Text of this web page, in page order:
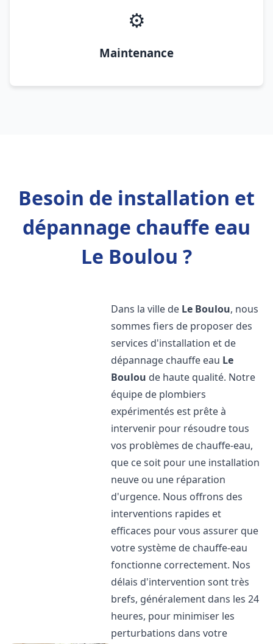
⚙️
Maintenance
Besoin de installation et
dépannage chauffe eau
Le Boulou ?
Dans la ville de Le Boulou, nous
sommes fiers de proposer des
services d'installation et de
dépannage chauffe eau Le
Boulou de haute qualité. Notre
équipe de plombiers
expérimentés est prête à
intervenir pour résoudre tous
vos problèmes de chauffe-eau,
que ce soit pour une installation
neuve ou une réparation
d'urgence. Nous offrons des
interventions rapides et
efficaces pour vous assurer que
votre système de chauffe-eau
fonctionne correctement. Nos
délais d'intervention sont très
brefs, généralement dans les 24
heures, pour minimiser les
perturbations dans votre